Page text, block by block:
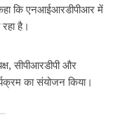
कि एनआईआरडीपीआर में
है।
सीपीआरडीपी और
का संयोजन किया।